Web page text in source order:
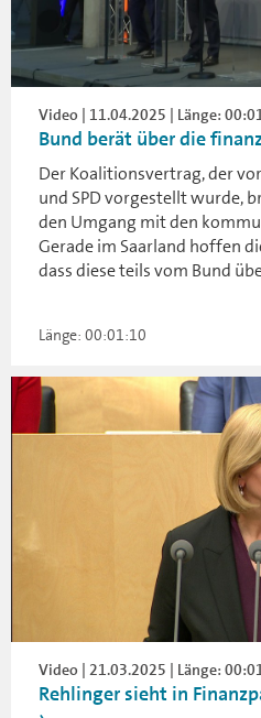
Video | 11.04.2025 | Länge:
Bund berät über die
Der Koalitionsvertrag, der
und SPD vorgestellt wurde,
den Umgang mit den
Gerade im Saarland hoffen
dass diese teils vom Bund
Länge: 00:01:10
Video | 21.03.2025 | Länge:
Rehlinger sieht in